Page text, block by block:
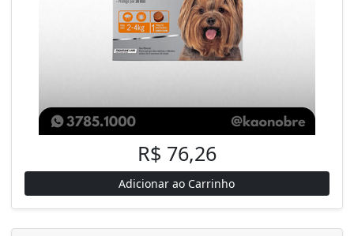
R$ 76,26
Adicionar ao Carrinho